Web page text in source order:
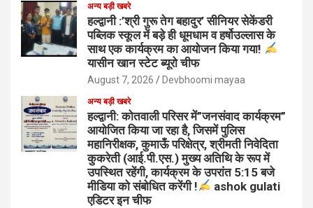
अन्य बड़ी खबरे
हल्द्वानी :’श्री गुरू तेग बहादुर’ सीनियर सेकेंडरी
पब्लिक स्कूल में बड़े ही धूमधाम व हर्षोउल्लास के
साथ एक कार्यक्रम का आयोजन किया गया!
यासीन खान स्टेट ब्यूरो चीफ
August 7, 2026 Devbhoomi mayaa
अन्य बड़ी खबरे
हल्द्वानी: कोतवाली परिसर में”जनसंवाद कार्यक्रम”
आयोजित किया जा रहा है, जिसमें पुलिस
महानिरीक्षक, कुमाऊँ परिक्षेत्र, श्रीमती निवेदिता
कुकरेती (आई.पी.एस.) मुख्य अतिथि के रूप में
उपस्थित रहेंगी, कार्यक्रम के उपरांत 5:15 बजे
मीडिया को संबोधित करेंगी !
ashok gulati
एडिटर इन चीफ